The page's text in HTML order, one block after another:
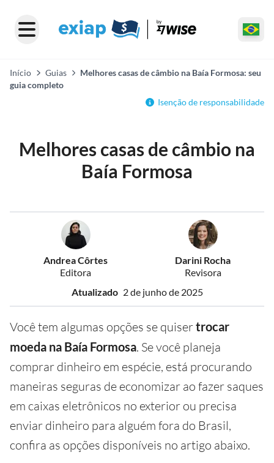
Início Guias
Melhores casas de câmbio na Baía Formosa: seu
guia completo
Isenção de responsabilidade
Melhores casas de câmbio na
Baía Formosa
Andrea Côrtes
Editora
Darini Rocha
Revisora
Atualizado 2 de junho de 2025
Você tem algumas opções se quisertrocar
moeda na Baía Formosa. Se você planeja
comprar dinheiro em espécie, está procurando
maneiras seguras de economizar ao fazer saques
em caixas eletrônicos no exterior ou precisa
enviar dinheiro para alguém fora do Brasil,
confira as opções disponíveis no artigo abaixo.